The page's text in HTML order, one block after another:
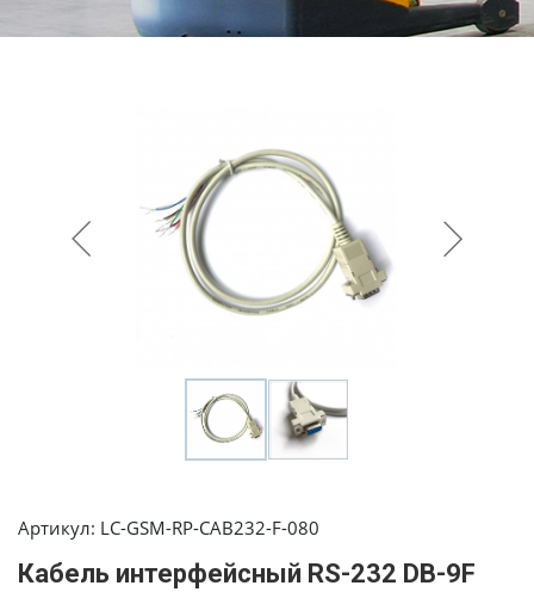
Артикул: LC-GSM-RP-CAB232-F-080
Кабель интерфейсный RS-232 DB-9F